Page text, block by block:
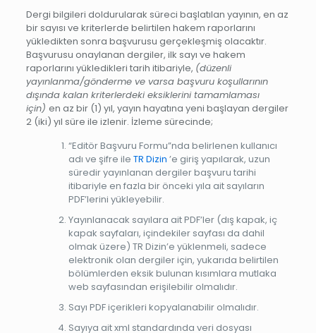
Dergi bilgileri doldurularak süreci başlatılan yayının, en az
bir sayısı ve kriterlerde belirtilen hakem raporlarını
yükledikten sonra başvurusu gerçekleşmiş olacaktır.
Başvurusu onaylanan dergiler, ilk sayı ve hakem
raporlarını yükledikleri tarih itibariyle, (düzenli
yayınlanma/gönderme ve varsa başvuru koşullarının
dışında kalan kriterlerdeki eksiklerini tamamlaması
için) en az bir (1) yıl, yayın hayatına yeni başlayan dergiler
2 (iki) yıl süre ile izlenir. İzleme sürecinde;
“Editör Başvuru Formu”nda belirlenen kullanıcı
adı ve şifre ile TR Dizin ’e giriş yapılarak, uzun
süredir yayınlanan dergiler başvuru tarihi
itibariyle en fazla bir önceki yıla ait sayıların
PDF’lerini yükleyebilir.
Yayınlanacak sayılara ait PDF’ler (dış kapak, iç
kapak sayfaları, içindekiler sayfası da dahil
olmak üzere) TR Dizin’e yüklenmeli, sadece
elektronik olan dergiler için, yukarıda belirtilen
bölümlerden eksik bulunan kısımlara mutlaka
web sayfasından erişilebilir olmalıdır.
Sayı PDF içerikleri kopyalanabilir olmalıdır.
Sayıya ait xml standardında veri dosyası